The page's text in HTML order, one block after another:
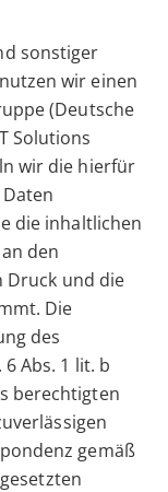
sonstiger
wir einen
(Deutsche
Solutions
wir die hierfür
die inhaltlichen
den
Druck und die
Die
des
Abs. 1 lit. b
berechtigten
gemäß